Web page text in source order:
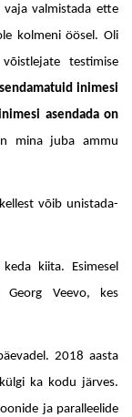
valmistada ette
kolmeni öösel. Oli
testimise
inimesi
asendada on
mina juba ammu
võib unistada-
kiita. Esimesel
Georg Veevo, kes
2018 aasta
ka kodu järves.
ja paralleelide